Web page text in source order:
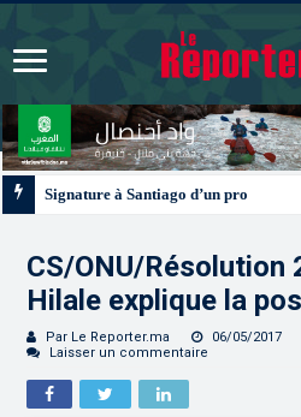
CS/ONU/Résolution
Hilale explique la
Par Le Reporter.ma 06/05/2017
Laisser un commentaire